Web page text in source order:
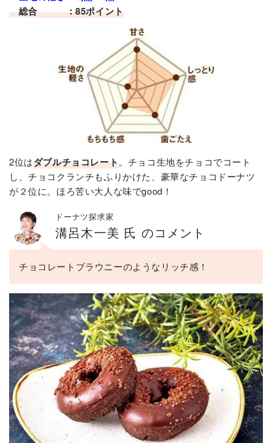
総合 ：85ポイント
2位はダブルチョコレート。チョコ生地をチョコでコート
し、チョコクランチもふりかけた、豪華なチョコドーナツ
が２位に。ほろ苦い大人な味でgood！
ドーナツ探求家
溝呂木一美 氏 のコメント
チョコレートブラウニーのようなリッチ感！